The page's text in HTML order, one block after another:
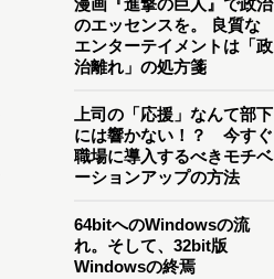
のエッセンスを。 良質な
エンターテイメントは「政
治離れ」の処方箋
上司の「応援」なんて部下
には響かない！？ 今すぐ
職場に導入するべきモチベ
ーションアップの方法
64bitへのWindowsの流
れ。そして、32bit版
Windowsの終焉